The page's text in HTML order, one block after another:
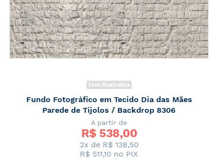
Foto Ilustrativa
Fundo Fotográfico em Tecido Dia das Mães
Parede de Tijolos / Backdrop 8306
A partir de
R$ 538,00
2x de R$ 138,50
R$ 511,10 no PIX